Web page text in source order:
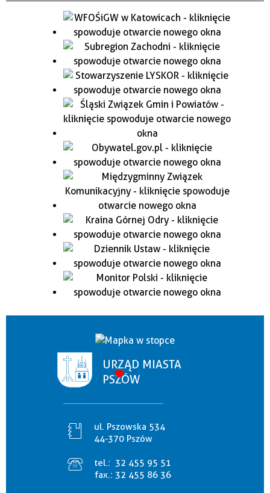
URZĄD MIASTA
PSZÓW
ul. Pszowska 534
44-370 Pszów
tel.: 32 455 95 51
fax.: 32 455 86 36